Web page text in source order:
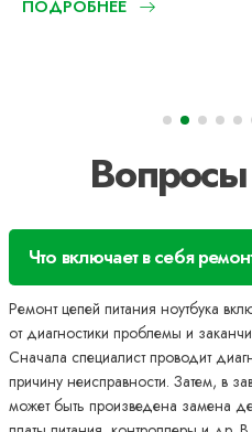
ПОДРОБНЕЕ
Вопросы
Что включает в себя
Ремонт цепей питания ноутбука
от диагностики проблемы и
Сначала специалист проводит
причину неисправности. Затем, в
может быть произведена замена